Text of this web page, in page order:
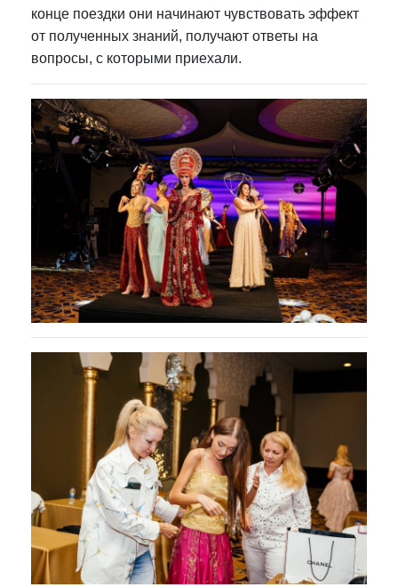
конце поездки они начинают чувствовать эффект
от полученных знаний, получают ответы на
вопросы, с которыми приехали.